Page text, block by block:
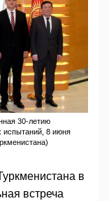
30-летию
испытаний, 8 июня
в
встреча